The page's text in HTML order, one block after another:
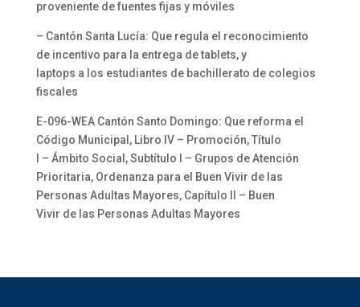
proveniente de fuentes fijas y móviles
– Cantón Santa Lucía: Que regula el reconocimiento
de incentivo para la entrega de tablets, y
laptops a los estudiantes de bachillerato de colegios
fiscales
E-096-WEA Cantón Santo Domingo: Que reforma el
Código Municipal, Libro IV – Promoción, Título
I – Ámbito Social, Subtítulo I – Grupos de Atención
Prioritaria, Ordenanza para el Buen Vivir de las
Personas Adultas Mayores, Capítulo II – Buen
Vivir de las Personas Adultas Mayores